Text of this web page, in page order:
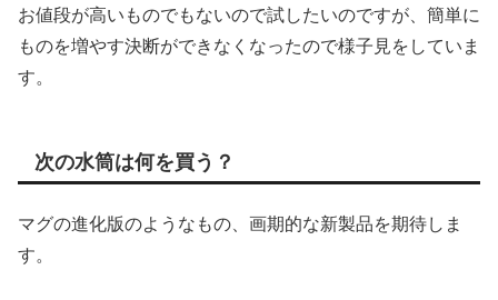
お値段が高いものでもないので試したいのですが、簡単に
ものを増やす決断ができなくなったので様子見をしていま
す。
次の水筒は何を買う？
マグの進化版のようなもの、画期的な新製品を期待しま
す。